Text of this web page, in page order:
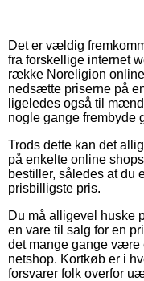
Det er vældig
fra forskellige internet
række Noreligion
nedsætte priserne på
ligeledes også til
nogle gange frembyde
Trods dette kan det
på enkelte online
bestiller, således at du
prisbilligste pris.
Du må alligevel huske
en vare til salg for en
det mange gange være
netshop. Kortkøb er i
forsvarer folk overfor